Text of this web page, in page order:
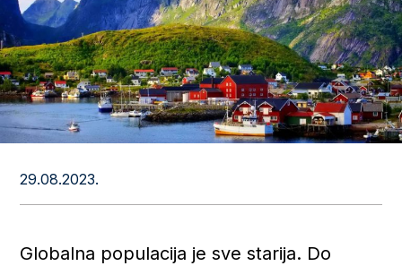
29.08.2023.
Globalna populacija je sve starija. Do